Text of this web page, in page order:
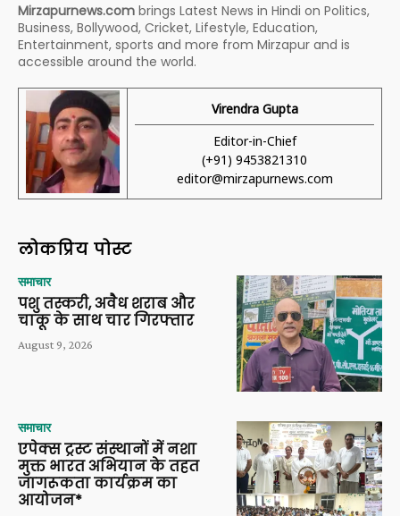
Mirzapurnews.com brings Latest News in Hindi on Politics,
Business, Bollywood, Cricket, Lifestyle, Education,
Entertainment, sports and more from Mirzapur and is
accessible around the world.
Virendra Gupta
Editor-in-Chief
(+91) 9453821310
editor@mirzapurnews.com
लोकप्रिय पोस्ट
समाचार
पशु तस्करी, अवैध शराब और
चाकू के साथ चार गिरफ्तार
August 9, 2026
समाचार
एपेक्स ट्रस्ट संस्थानों में नशा
मुक्त भारत अभियान के तहत
जागरूकता कार्यक्रम का
आयोजन*